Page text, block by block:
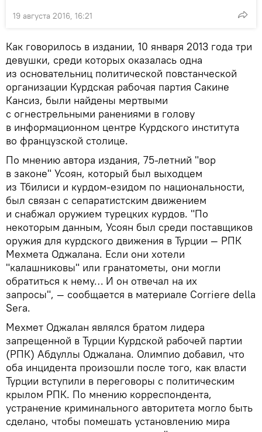
19 августа 2016, 16:21
Как говорилось в издании, 10 января 2013 года три
девушки, среди которых оказалась одна
из основательниц политической повстанческой
организации Курдская рабочая партия Сакине
Кансиз, были найдены мертвыми
с огнестрельными ранениями в голову
в информационном центре Курдского института
во французской столице.
По мнению автора издания, 75-летний "вор
в законе" Усоян, который был выходцем
из Тбилиси и курдом-езидом по национальности,
был связан с сепаратистским движением
и снабжал оружием турецких курдов. "По
некоторым данным, Усоян был среди поставщиков
оружия для курдского движения в Турции — РПК
Мехмета Оджалана. Если они хотели
"калашниковы" или гранатометы, они могли
обратиться к нему… И он отвечал на их
запросы", — сообщается в материале Corriere della
Sera.
Мехмет Оджалан являлся братом лидера
запрещенной в Турции Курдской рабочей партии
(РПК) Абдуллы Оджалана. Олимпио добавил, что
оба инцидента произошли после того, как власти
Турции вступили в переговоры с политическим
крылом РПК. По мнению корреспондента,
устранение криминального авторитета могло быть
сделано, чтобы помешать установлению мира